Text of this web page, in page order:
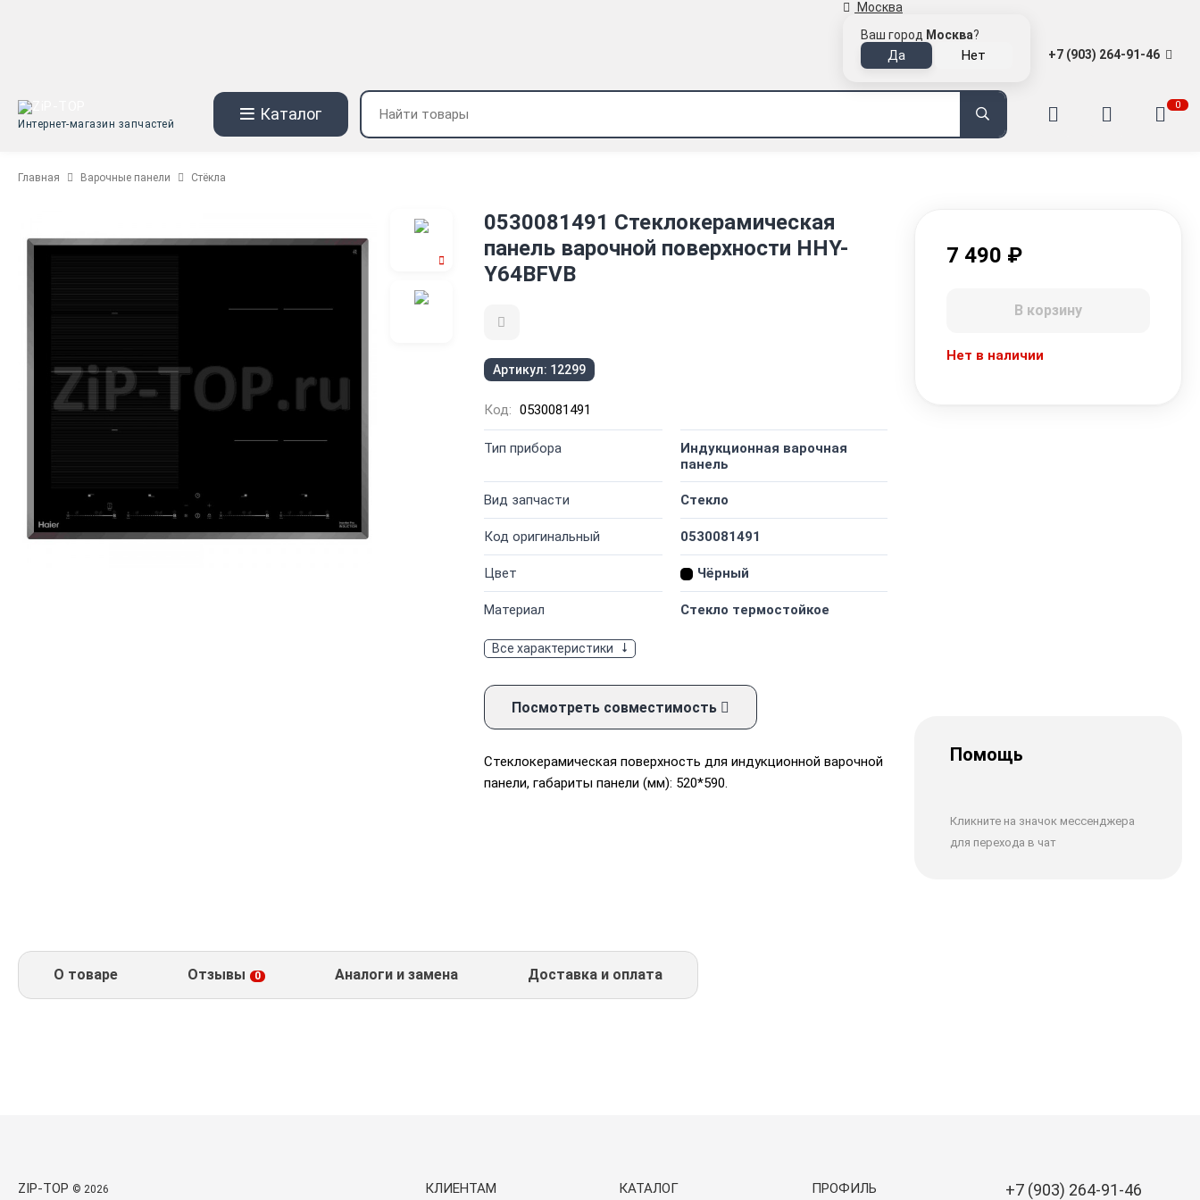
Москва
Ваш город Москва?
+7 (903) 264-91-46
Интернет-магазин запчастей
Каталог 0
Главная Варочные панели Стёкла
0530081491 Стеклокерамическая
панель варочной поверхности HHY-
Y64BFVB
Артикул: 12299
Код: 0530081491
Тип прибора
Индукционная варочная
панель
Вид запчасти Стекло
Код оригинальный 0530081491
Цвет Чёрный
Материал Стекло термостойкое
Все характеристики
Посмотреть совместимость
Стеклокерамическая поверхность для индукционной варочной
панели, габариты панели (мм): 520*590.
7 490 ₽
В корзину
Нет в наличии
Помощь
Кликните на значок мессенджера
для перехода в чат
О товаре Отзывы 0 Аналоги и замена Доставка и оплата
ZIP-TOP © 2026 КЛИЕНТАМ КАТАЛОГ ПРОФИЛЬ +7 (903) 264-91-46